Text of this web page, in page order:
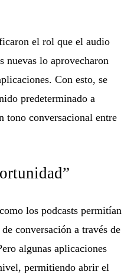
el rol que el audio
nuevas lo aprovecharon
Con esto, se
predeterminado a
tono conversacional entre
los podcasts permitían
conversación a través de
algunas aplicaciones
permitiendo abrir el